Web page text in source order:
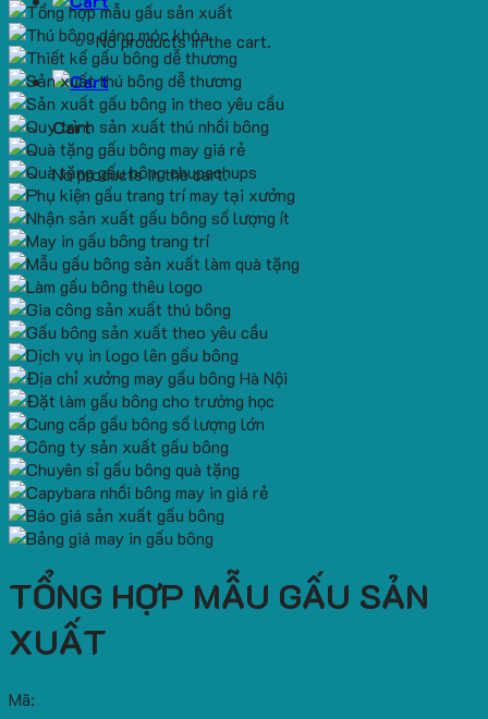
No products in the cart.
Cart
No products in the cart.
TỔNG HỢP MẪU GẤU SẢN
XUẤT
Mã: